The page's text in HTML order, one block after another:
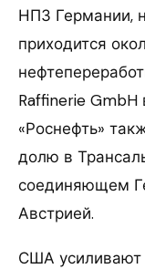
НПЗ Германии,
приходится
Raffinerie
«Роснефть»
долю в
соединяющем
Австрией.
США усиливают